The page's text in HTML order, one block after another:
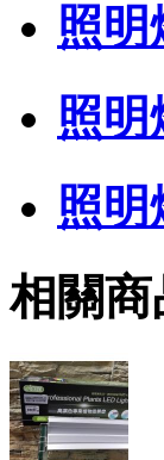
照明
照
照明
相關商